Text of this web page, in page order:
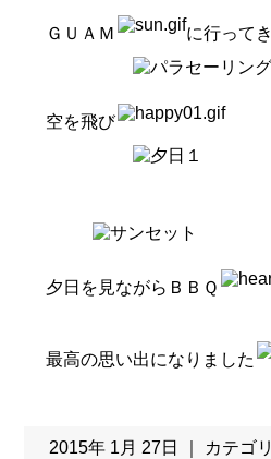
ＧＵＡＭ に行って
空を飛び
夕日を見ながらＢＢＱ
最高の思い出になりました
2015年 1月 27日 ｜ カテゴ